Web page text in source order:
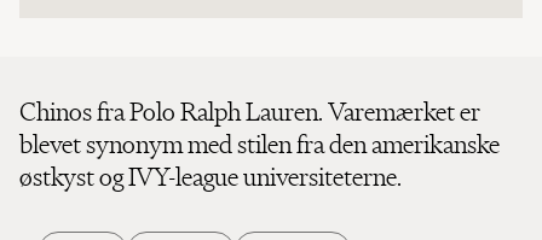
Chinos fra Polo Ralph Lauren. Varemærket er
blevet synonym med stilen fra den amerikanske
østkyst og IVY-league universiteterne.